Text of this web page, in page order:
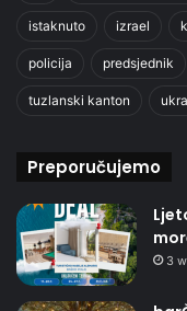
istaknuto izrael
policija predsjednik
tuzlanski kanton
Preporučujemo
3